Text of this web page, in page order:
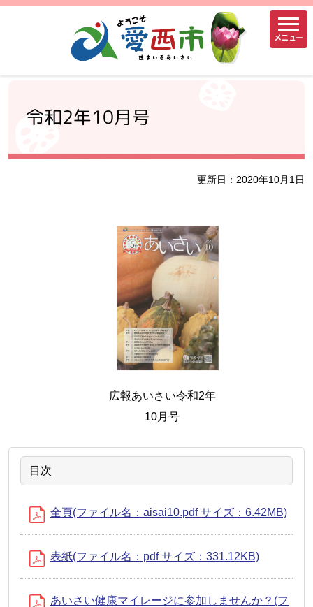
メニュー
令和2年10月号
更新日：2020年10月1日
広報あいさい令和2年
10月号
目次
全頁(ファイル名：aisai10.pdf サイズ：6.42MB)
表紙(ファイル名：pdf サイズ：331.12KB)
あいさい健康マイレージに参加しませんか？(フ